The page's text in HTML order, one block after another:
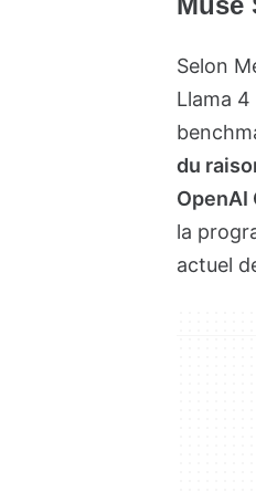
Selon
Llama
du
OpenAI
la
actuel